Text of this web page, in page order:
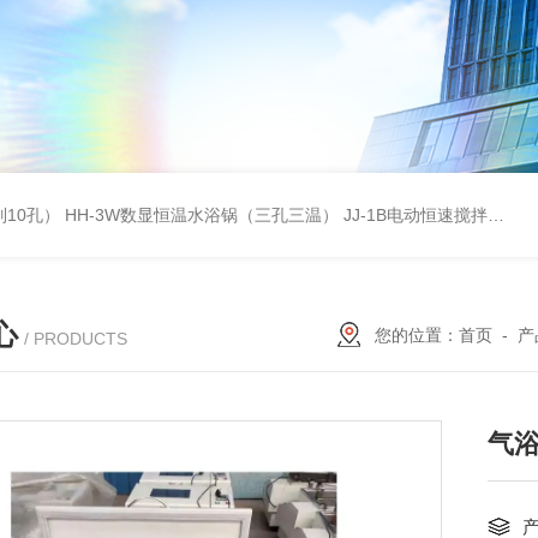
孔） HH-3W数显恒温水浴锅（三孔三温） JJ-1B电动恒速搅拌器
/ PRODUCTS 您的位置： 首页 -
气